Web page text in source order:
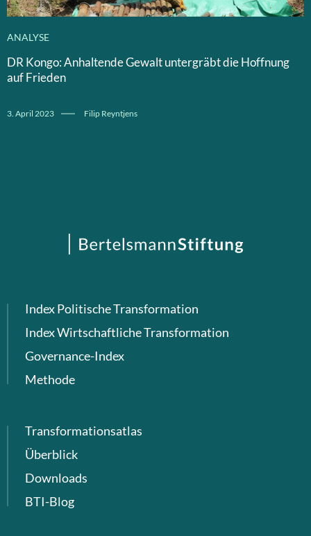
ANALYSE
DR Kongo: Anhaltende Gewalt untergräbt die Hoffnung
auf Frieden
3. April 2023 Filip Reyntjens
Index Politische Transformation
Index Wirtschaftliche Transformation
Governance-Index
Methode
Transformationsatlas
Überblick
Downloads
BTI-Blog